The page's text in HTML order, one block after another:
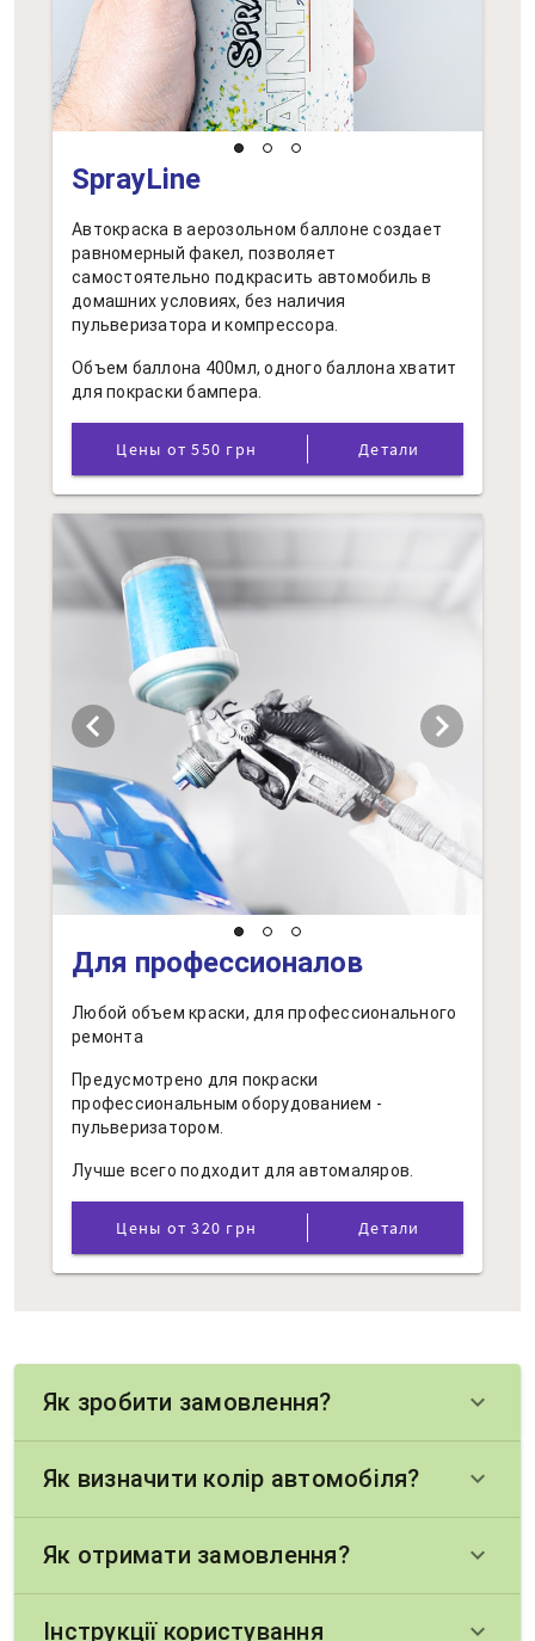
SprayLine
Автокраска в аерозольном баллоне создает
равномерный факел, позволяет
самостоятельно подкрасить автомобиль в
домашних условиях, без наличия
пульверизатора и компрессора.
Объем баллона 400мл, одного баллона хватит
для покраски бампера.
Цены от 550 грн Детали
chevron_left chevron_right
Для профессионалов
Любой объем краски, для профессионального
ремонта
Предусмотрено для покраски
профессиональным оборудованием -
пульверизатором.
Лучше всего подходит для автомаляров.
Цены от 320 грн Детали
Як зробити замовлення? keyboard_arrow_down
Як визначити колір автомобіля? keyboard_arrow_down
Як отримати замовлення? keyboard_arrow_down
Інструкції користування keyboard_arrow_down